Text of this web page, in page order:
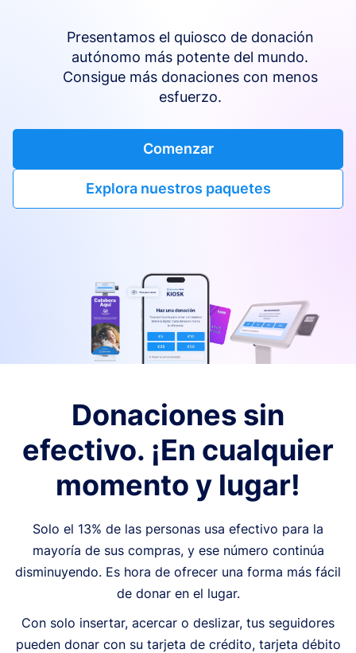
Presentamos el quiosco de donación
autónomo más potente del mundo.
Consigue más donaciones con menos
esfuerzo.
Comenzar
Explora nuestros paquetes
Donaciones sin
efectivo. ¡En cualquier
momento y lugar!
Solo el 13% de las personas usa efectivo para la
mayoría de sus compras, y ese número continúa
disminuyendo. Es hora de ofrecer una forma más fácil
de donar en el lugar.
Con solo insertar, acercar o deslizar, tus seguidores
pueden donar con su tarjeta de crédito, tarjeta débito